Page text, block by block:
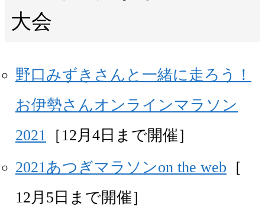
大会
野口みずきさんと一緒に走ろう！
お伊勢さんオンラインマラソン
2021 ［12月4日まで開催］
2021あつぎマラソンon the web ［
12月5日まで開催］